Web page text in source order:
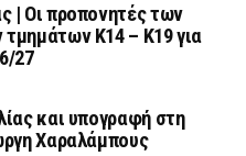
| Οι προπονητές των
τμημάτων Κ14 – Κ19 για
27
και υπογραφή στη
Χαραλάμπους